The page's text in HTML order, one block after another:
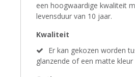
een hoogwaardige kwaliteit
levensduur van 10 jaar.
Kwaliteit
Er kan gekozen worden
glanzende of een matte kleur